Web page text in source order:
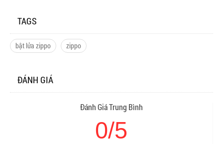
TAGS
bật lửa zippo zippo
ĐÁNH GIÁ
Đánh Giá Trung Bình
0/5